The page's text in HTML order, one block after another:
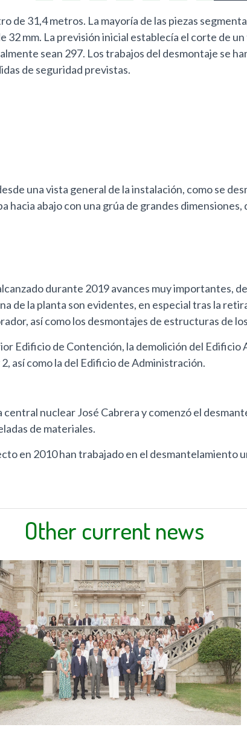
de 31,4 metros. La mayoría de las piezas
32 mm. La previsión inicial establecía el corte de
sean 297. Los trabajos del desmontaje se
de seguridad previstas.
una vista general de la instalación, como se
hacia abajo con una grúa de grandes
durante 2019 avances muy importantes,
de la planta son evidentes, en especial tras la
así como los desmontajes de estructuras de
Edificio de Contención, la demolición del Edificio
así como la del Edificio de Administración.
nuclear José Cabrera y comenzó el
de materiales.
en 2010 han trabajado en el desmantelamiento
Other current news